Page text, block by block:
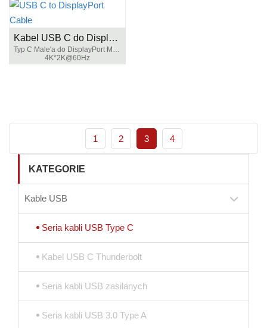
Kabel USB C do DisplayPort
Typ C Male'a do DisplayPort Male
4K*2K@60Hz
1 2 3 4
KATEGORIE
Kable USB
Seria kabli USB Type C
Kabel USB C Thunderbolt
Seria kabli USB zasilanych
Seria kabli USB 3.0 Type A